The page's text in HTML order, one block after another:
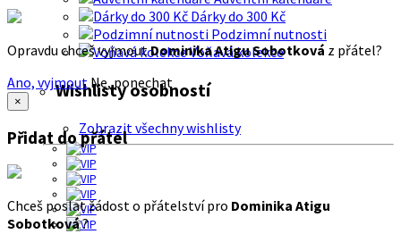
Dárky do 300 Kč
Podzimní nutnosti
Voňavá kolekce
Wishlisty osobností
Zobrazit všechny wishlisty
Opravdu chceš vyjmoutDominika Atigu Sobotková z přátel?
Ano, vyjmout Ne, ponechat
×
Přidat do přátel
Chceš poslat žádost o přátelství pro Dominika Atigu
Sobotková?